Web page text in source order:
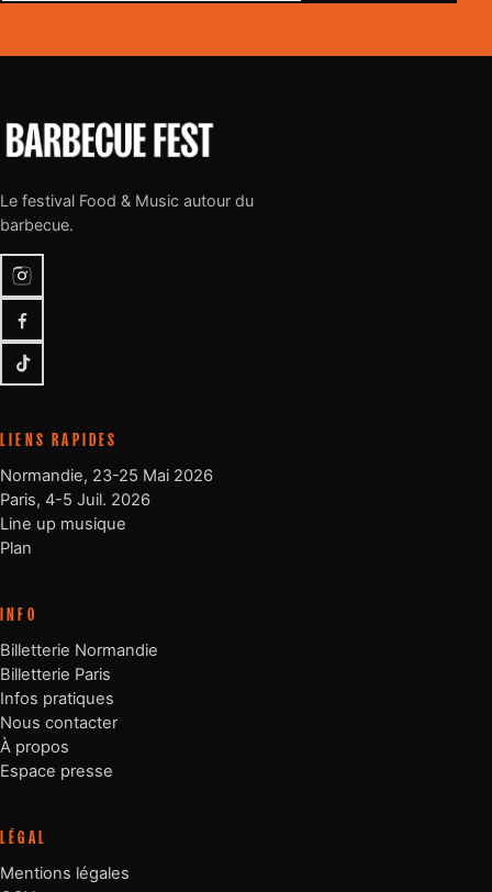
Le festival Food & Music autour du
barbecue.
Instagram
Facebook
TikTok
LIENS RAPIDES
Normandie, 23-25 Mai 2026
Paris, 4-5 Juil. 2026
Line up musique
Plan
INFO
Billetterie Normandie
Billetterie Paris
Infos pratiques
Nous contacter
À propos
Espace presse
LÉGAL
Mentions légales